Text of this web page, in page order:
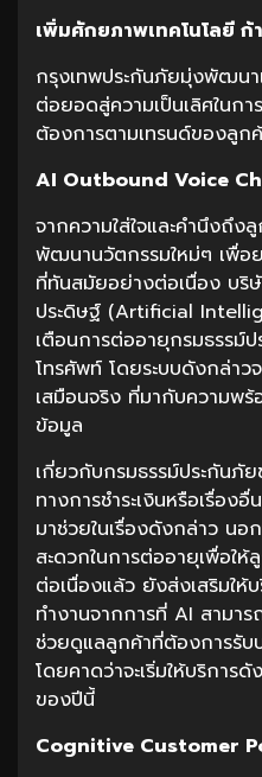
เพิ่มศักยภาพเทคโนโลยี ก้
กรุงเทพประกันภัยมุ่งพัฒนา
ต่อยอดสู่ความเป็นเลิศในก
ต้องการตามเทรนด์ของลูก
AI Outbound Voice
จากความใส่ใจและคำนึงถึ
พัฒนานวัตกรรมใหม่ๆ เพื่อ
ที่ทันสมัยอย่างต่อเนื่อง บริ
ประดิษฐ์ (Artificial
เตือนการต่ออายุกรมธรรม์
โทรศัพท์ โดยระบบดังกล่าว
เสมือนจริง ที่มากับความพร้
ข้อมูล
เกี่ยวกับกรมธรรม์ประกันภั
ทางการชำระเงินหรือเรื่อง
มาช่วยในเรื่องดังกล่าว นอ
สะดวกในการต่ออายุเพื่อใ
ต่อเนื่องแล้ว ยังส่งเสริมใ
ทำงานจากการที่ AI สามาร
ช่วยดูแลลูกค้าที่ต้องการรั
โดยคาดว่าจะเริ่มให้บริการ
ของปีนี้
Cognitive Customer